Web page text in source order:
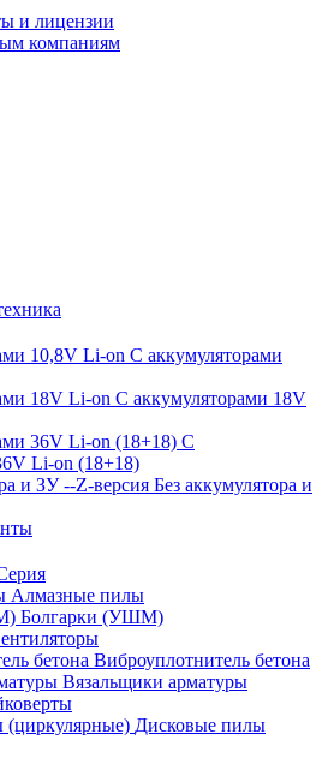
и лицензии
компаниям
С аккумуляторами
С аккумуляторами 18V
С
Li-on (18+18)
Без аккумулятора и
Алмазные пилы
Болгарки (УШМ)
Виброуплотнитель бетона
Вязальщики арматуры
Дисковые пилы